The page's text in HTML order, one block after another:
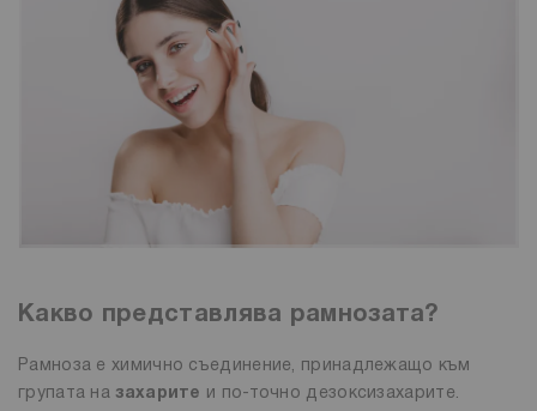
Какво представлява рамнозата?
Рамноза е химично съединение, принадлежащо към
групата на захарите и по-точно дезоксизахарите.